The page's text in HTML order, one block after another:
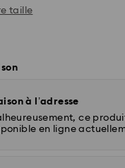
taille
à l’adresse
ce
en ligne